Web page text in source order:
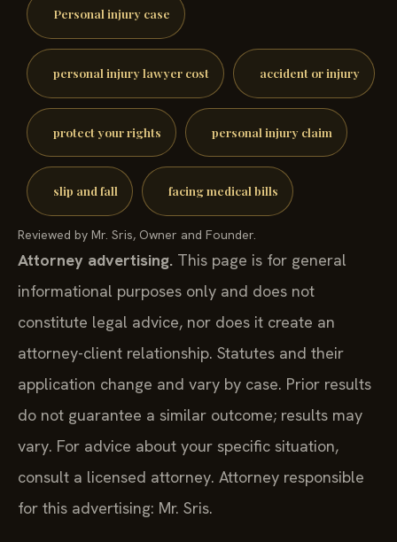
Personal injury case
personal injury lawyer cost accident or injury
protect your rights personal injury claim
slip and fall facing medical bills
Reviewed by Mr. Sris, Owner and Founder.
Attorney advertising. This page is for general
informational purposes only and does not
constitute legal advice, nor does it create an
attorney-client relationship. Statutes and their
application change and vary by case. Prior results
do not guarantee a similar outcome; results may
vary. For advice about your specific situation,
consult a licensed attorney. Attorney responsible
for this advertising: Mr. Sris.